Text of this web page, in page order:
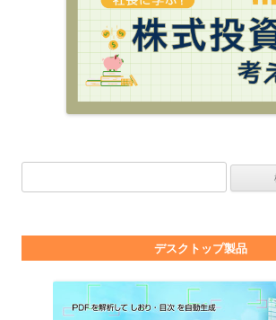
デスクトップ製品